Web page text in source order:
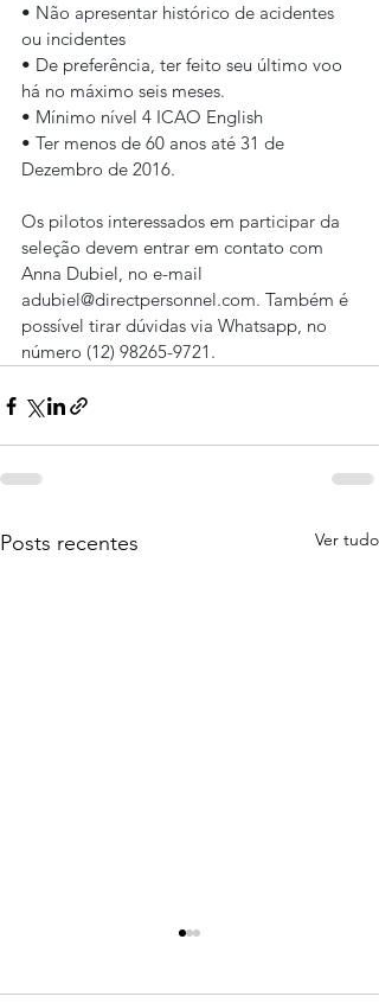
• Não apresentar histórico de acidentes
ou incidentes
• De preferência, ter feito seu último voo
há no máximo seis meses.
• Mínimo nível 4 ICAO English
• Ter menos de 60 anos até 31 de
Dezembro de 2016.
Os pilotos interessados em participar da
seleção devem entrar em contato com
Anna Dubiel, no e-mail
adubiel@directpersonnel.com. Também é
possível tirar dúvidas via Whatsapp, no
número (12) 98265-9721.
Posts recentes Ver tudo